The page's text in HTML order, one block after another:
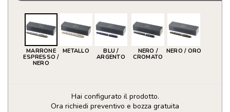
MARRONE
ESPRESSO /
NERO
METALLO
BLU /
ARGENTO
NERO /
CROMATO
NERO / ORO
Hai configurato il prodotto.
Ora richiedi preventivo e bozza gratuita